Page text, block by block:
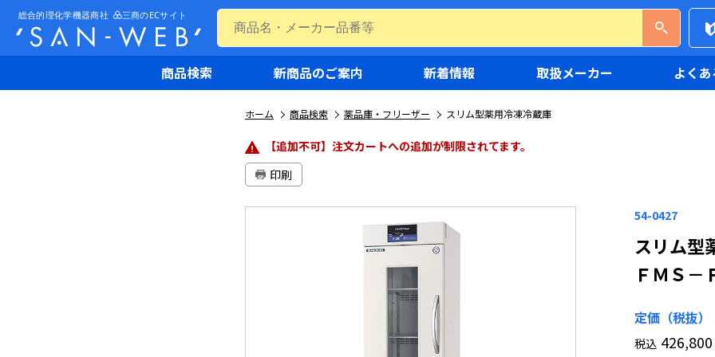
商品検索 新商品のご案内 新着情報 取扱メーカー よく
ホーム 商品検索 薬品庫・フリーザー スリム型薬用冷凍冷蔵庫
【追加不可】注文カートへの追加が制限されてます。
印刷
54-0427
スリム型
ＦＭＳ－
定価（税抜）
税込 426,800